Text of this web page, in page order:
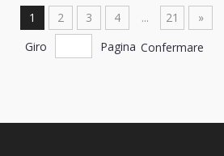
1 2 3 4 ... 21
»
Giro
Pagina Confermare